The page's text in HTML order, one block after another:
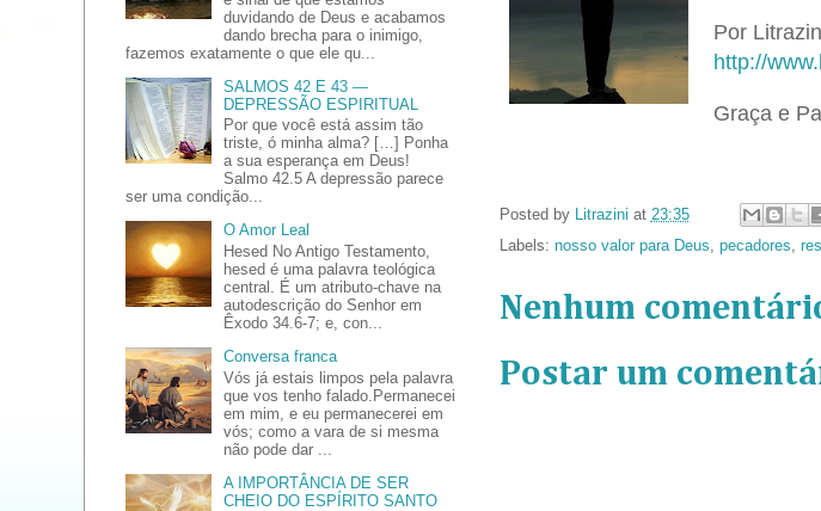
Por
http://
Graça e
Posted by Litrazini at 23:35
Labels: nosso valor para Deus, pecadores,
Nenhum
Postar um
duvidando de Deus e acabamos
dando brecha para o inimigo,
fazemos exatamente o que ele qu...
SALMOS 42 E 43 —
DEPRESSÃO ESPIRITUAL
Por que você está assim tão
triste, ó minha alma? […] Ponha
a sua esperança em Deus!
Salmo 42.5 A depressão parece
ser uma condição...
O Amor Leal
Hesed No Antigo Testamento,
hesed é uma palavra teológica
central. É um atributo-chave na
autodescrição do Senhor em
Êxodo 34.6-7; e, con...
Conversa franca
Vós já estais limpos pela palavra
que vos tenho falado.Permanecei
em mim, e eu permanecerei em
vós; como a vara de si mesma
não pode dar ...
A IMPORTÂNCIA DE SER
CHEIO DO ESPÍRITO SANTO